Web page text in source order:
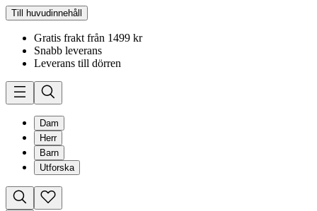
Till huvudinnehåll
Gratis frakt från 1499 kr
Snabb leverans
Leverans till dörren
Dam
Herr
Barn
Utforska